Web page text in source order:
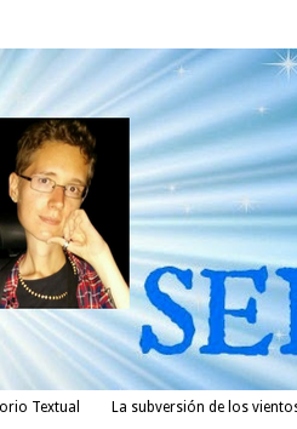
Textual La subversión de los